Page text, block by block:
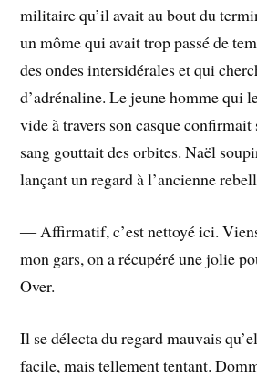
militaire qu’il avait au bout du
un môme qui avait trop passé de
des ondes intersidérales et qui
d’adrénaline. Le jeune homme qui
vide à travers son casque
sang gouttait des orbites. Naël
lançant un regard à l’ancienne
― Affirmatif, c’est nettoyé ici.
mon gars, on a récupéré une jolie
Over.
Il se délecta du regard mauvais
facile, mais tellement tentant.